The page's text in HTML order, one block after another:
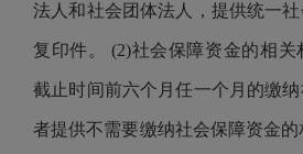
法人和社会团体法人，提供统一
复印件。 (2)社会保障资金的相关
截止时间前六个月任一个月的缴
者提供不需要缴纳社会保障资金